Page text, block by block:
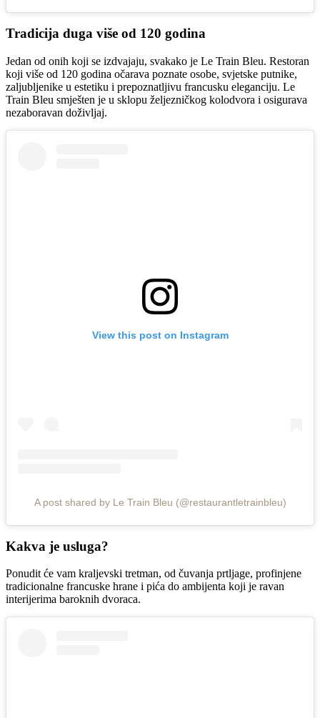
Tradicija duga više od 120 godina
Jedan od onih koji se izdvajaju, svakako je Le Train Bleu. Restoran
koji više od 120 godina očarava poznate osobe, svjetske putnike,
zaljubljenike u estetiku i prepoznatljivu francusku eleganciju. Le
Train Bleu smješten je u sklopu željezničkog kolodvora i osigurava
nezaboravan doživljaj.
View this post on Instagram
A post shared by Le Train Bleu (@restaurantletrainbleu)
Kakva je usluga?
Ponudit će vam kraljevski tretman, od čuvanja prtljage, profinjene
tradicionalne francuske hrane i pića do ambijenta koji je ravan
interijerima baroknih dvoraca.